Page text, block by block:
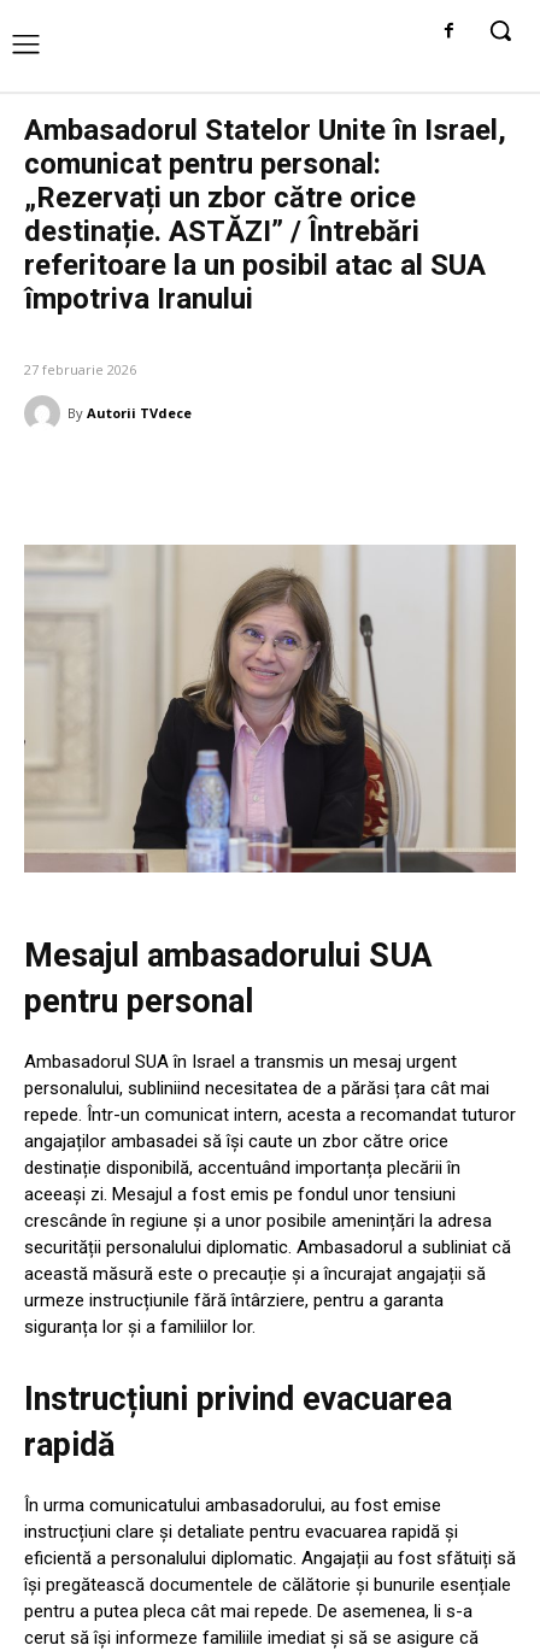
Ambasadorul Statelor Unite în Israel,
comunicat pentru personal:
„Rezervați un zbor către orice
destinație. ASTĂZI” / Întrebări
referitoare la un posibil atac al SUA
împotriva Iranului
27 februarie 2026
By Autorii TVdece
Mesajul ambasadorului SUA
pentru personal
Ambasadorul SUA în Israel a transmis un mesaj urgent
personalului, subliniind necesitatea de a părăsi țara cât mai
repede. Într-un comunicat intern, acesta a recomandat tuturor
angajaților ambasadei să își caute un zbor către orice
destinație disponibilă, accentuând importanța plecării în
aceeași zi. Mesajul a fost emis pe fondul unor tensiuni
crescânde în regiune și a unor posibile amenințări la adresa
securității personalului diplomatic. Ambasadorul a subliniat că
această măsură este o precauție și a încurajat angajații să
urmeze instrucțiunile fără întârziere, pentru a garanta
siguranța lor și a familiilor lor.
Instrucțiuni privind evacuarea
rapidă
În urma comunicatului ambasadorului, au fost emise
instrucțiuni clare și detaliate pentru evacuarea rapidă și
eficientă a personalului diplomatic. Angajații au fost sfătuiți să
își pregătească documentele de călătorie și bunurile esențiale
pentru a putea pleca cât mai repede. De asemenea, li s-a
cerut să își informeze familiile imediat și să se asigure că